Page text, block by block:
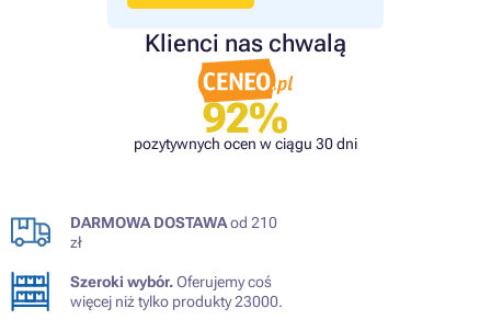
Klienci nas chwalą
92%
pozytywnych ocen w ciągu 30 dni
DARMOWA DOSTAWAod 210
zł
Szeroki wybór.Oferujemy coś
więcej niż tylko produkty 23000.